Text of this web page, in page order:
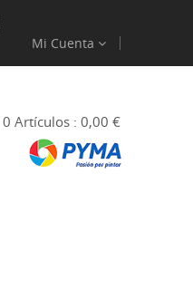
Mi Cuenta
0 Artículos : 0,00 €